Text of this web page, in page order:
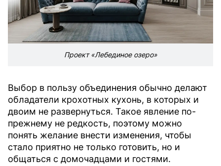
Проект «Лебединое озеро»
Выбор в пользу объединения обычно делают
обладатели крохотных кухонь, в которых и
двоим не развернуться. Такое явление по-
прежнему не редкость, поэтому можно
понять желание внести изменения, чтобы
стало приятно не только готовить, но и
общаться с домочадцами и гостями.